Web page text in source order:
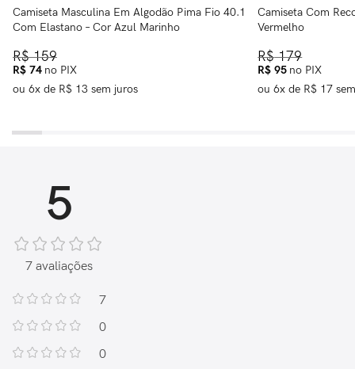
Camiseta Masculina Em Algodão Pima Fio 40.1
Com Elastano – Cor Azul Marinho
R$159
R$ 74 no PIX
ou 6x de R$ 13 sem juros
Camiseta Com
Vermelho
R$179
R$ 95 no PIX
ou6x de R$ 17
5
7 avaliações
7
0
0